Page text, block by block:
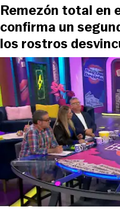
Remezón total en
confirma un
los rostros